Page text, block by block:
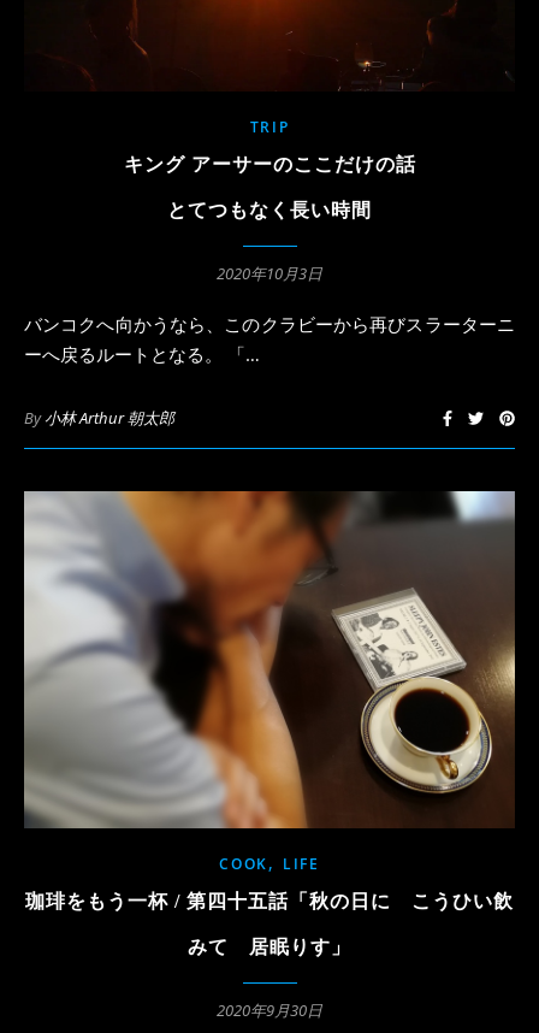
TRIP
キング アーサーのここだけの話
とてつもなく長い時間
2020年10月3日
バンコクへ向かうなら、このクラビーから再びスラーターニ
ーへ戻るルートとなる。 「…
By小林 Arthur 朝太郎
COOK, LIFE
珈琲をもう一杯 / 第四十五話「秋の日に こうひい飲
みて 居眠りす」
2020年9月30日